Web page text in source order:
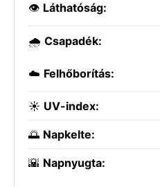
👁️ Láthatóság:
🌧️ Csapadék:
☁️ Felhőborítás:
☀️ UV-index:
🌅 Napkelte:
🌇 Napnyugta: